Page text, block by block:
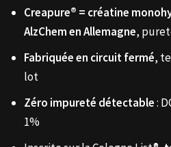
Creapure® = créatine
AlzChem en Allemagne,
Fabriquée en circuit fermé,
lot
Zéro impureté détectable:
1%